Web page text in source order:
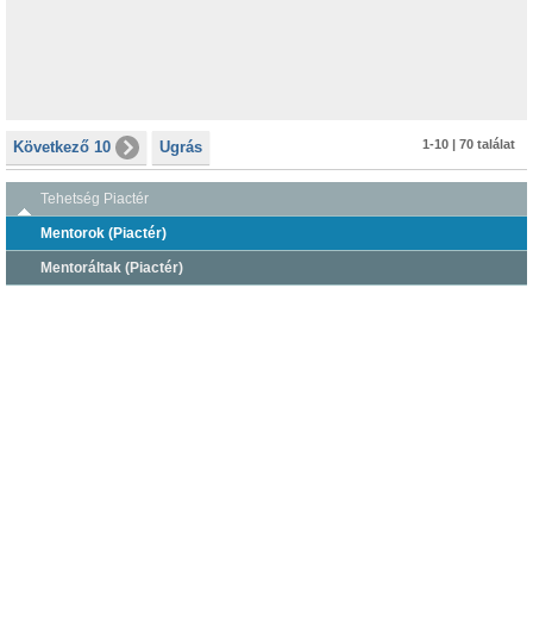
Következő 10 Ugrás 1-10 | 70 találat
Tehetség Piactér
Mentorok (Piactér)
Mentoráltak (Piactér)